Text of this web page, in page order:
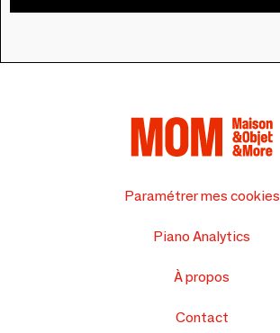
Paramétrer mes cookies
Piano Analytics
À propos
Contact